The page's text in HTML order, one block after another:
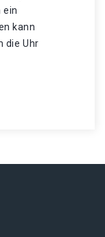
ein
kann
die Uhr